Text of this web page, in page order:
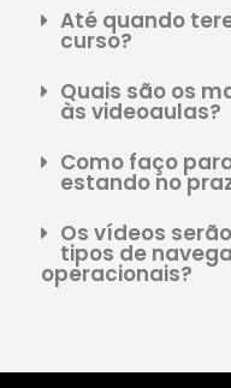
Até quando
curso?
Quais são os
às videoaulas?
Como faço
estando no
Os vídeos
tipos de
operacionais?